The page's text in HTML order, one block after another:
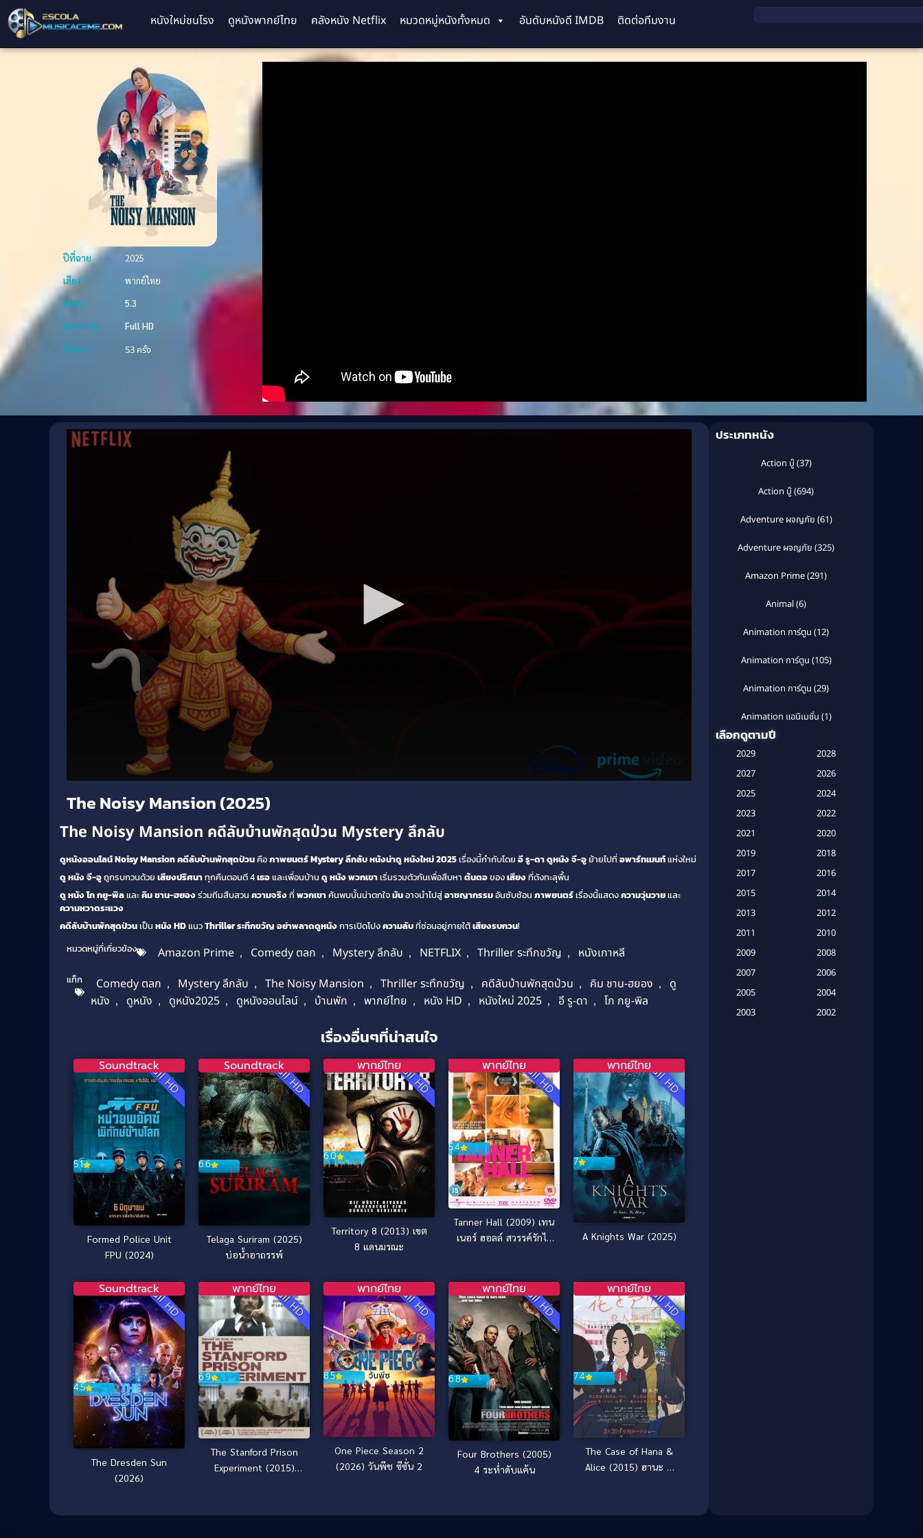
หนังใหม่ชนโรง ดูหนังพากย์ไทย คลังหนัง Netflix หมวดหมู่หนังทั้งหมด อันดับหนังดี IMDB ติดต่อทีมงาน
ปีที่ฉาย
2025
เสียง
พากย์ไทย
IMDb
5.3
ระบบภาพ
Full HD
รับชม
53 ครั้ง
90%
The Noisy Mansion (2025)
The Noisy Mansion คดีลับบ้านพักสุดป่วน Mystery ลึกลับ
ดูหนังออนไลน์ Noisy Mansion คดีลับบ้านพักสุดป่วนคือภาพยนตร์Mystery ลึกลับหนังน่าดู หนังใหม่ 2025เรื่องนี้กำกับโดย อี รู-ดาดูหนังจี-อูย้ายไปที่อพาร์ทเมนท์แห่งใหม่
ดู หนังจี-อูถูกรบกวนด้วย เสียงปริศนาทุกคืนตอนตี 4เธอและเพื่อนบ้าน ดู หนังพวกเขาเริ่มรวมตัวกันเพื่อสืบหา ต้นตอของเสียงที่ดังทะลุพื้น
ดู หนังโก กยู-พิลและคิม ชาน-ฮยองร่วมทีมสืบสวน ความจริงที่พวกเขาค้นพบนั้นน่าตกใจมันอาจนำไปสู่อาชญากรรมอันซับซ้อน ภาพยนตร์เรื่องนี้แสดงความวุ่นวายและ
ความหวาดระแวง
คดีลับบ้านพักสุดป่วนเป็น หนัง HDแนวThriller ระทึกขวัญ อย่าพลาดดูหนังการเปิดโปงความลับที่ซ่อนอยู่ภายใต้เสียงรบกวน!
หมวดหมู่ที่เกี่ยวข้อง
Amazon Prime , Comedy ตลก , Mystery ลึกลับ , NETFLIX , Thriller ระทึกขวัญ , หนังเกาหลี
แท็ก Comedy ตลก , Mystery ลึกลับ , The Noisy Mansion , Thriller ระทึกขวัญ , คดีลับบ้านพักสุดป่วน , คิม ชาน-ฮยอง ,
ดู
หนัง , ดูหนัง , ดูหนัง2025 , ดูหนังออนไลน์ , บ้านพัก , พากย์ไทย , หนัง HD , หนังใหม่ 2025 , อี รู-ดา , โก กยู-พิล
เรื่องอื่นๆที่น่าสนใจ
Full HD
5.1
Soundtrack
Formed Police Unit
FPU (2024)
Full HD
6.6
Soundtrack
Telaga Suriram (2025)
บ่อน้ำอาถรรพ์
Full HD
6.0
พากย์ไทย
Territory 8 (2013) เขต
8 แดนมรณะ
Full HD
5.4
พากย์ไทย
Tanner Hall (2009) เทน
เนอร์ ฮอลล์ สวรรค์รักไม่
Full HD
7
พากย์ไทย
A Knights War (2025)
Full HD
4.5
Soundtrack
The Dresden Sun
(2026)
Full HD
6.9
พากย์ไทย
The Stanford Prison
Experiment (2015)
Full HD
8.5
พากย์ไทย
One Piece Season 2
(2026) วันพีช ซีซั่น 2
Full HD
6.8
พากย์ไทย
Four Brothers (2005)
4 ระห่ำดับแค้น
Full HD
7.4
พากย์ไทย
The Case of Hana &
Alice (2015) ฮานะ &
ประเภทหนัง
Action บู๊(37)
Action บู๊(694)
Adventure ผจญภัย (61)
Adventure ผจญภัย (325)
Amazon Prime(291)
Animal(6)
Animation การ์ตูน (12)
Animation การ์ตูน (105)
Animation การ์ตูน (29)
Animation แอนิเมชั่น (1)
(120)
Based on a True Story สร้างจาก
Based on a True Story เรื่องจริง
Based on a True Story เรื่องจริง
Based on Novel (6)
เลือกดูตามปี
2029
2028
2027
2026
2025
2024
2023
2022
2021
2020
2019
2018
2017
2016
2015
2014
2013
2012
2011
2010
2009
2008
2007
2006
2005
2004
2003
2002